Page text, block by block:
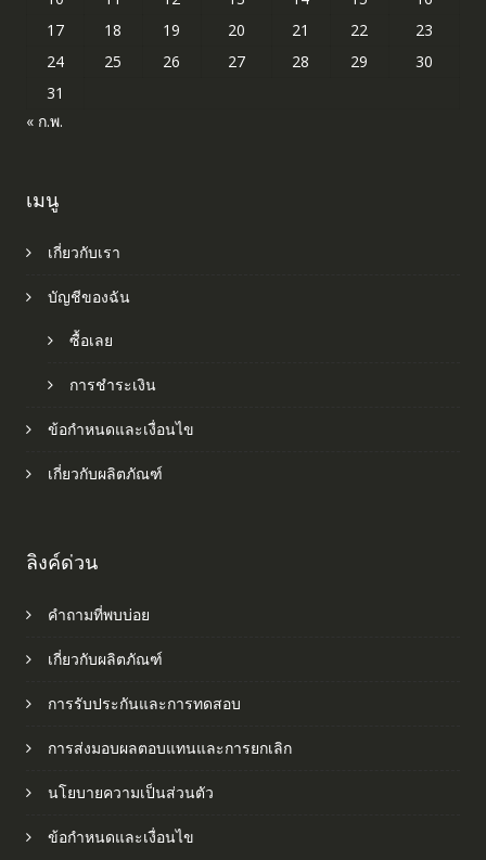
17
18 19 20 21 22
23
24
25 26 27 28 29
30
31
« ก.พ.
เมนู
เกี่ยวกับเรา
บัญชีของฉัน
ซื้อเลย
การชำระเงิน
ข้อกำหนดและเงื่อนไข
เกี่ยวกับผลิตภัณฑ์
ลิงค์ด่วน
คำถามที่พบบ่อย
เกี่ยวกับผลิตภัณฑ์
การรับประกันและการทดสอบ
การส่งมอบผลตอบแทนและการยกเลิก
นโยบายความเป็นส่วนตัว
ข้อกำหนดและเงื่อนไข